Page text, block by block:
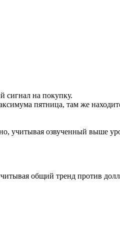
сигнал на покупку.
пятница, там же
учитывая озвученный выше
общий тренд против